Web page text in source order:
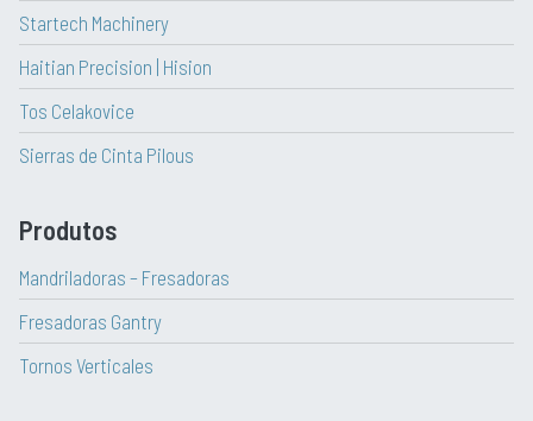
Startech Machinery
Haitian Precision | Hision
Tos Celakovice
Sierras de Cinta Pilous
Produtos
Mandriladoras – Fresadoras
Fresadoras Gantry
Tornos Verticales